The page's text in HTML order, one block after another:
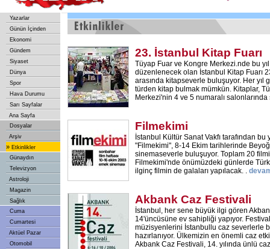
Yazarlar
Günün İçinden
Ekonomi
Gündem
Siyaset
Dünya
Spor
Hava Durumu
Sarı Sayfalar
Ana Sayfa
Dosyalar
Arşiv
» Etkinlikler
Günaydın
Televizyon
Astroloji
Magazin
Sağlık
Cuma
Cumartesi
Aktüel Pazar
Otomobil
23. İstanbul Kitap Fuarı
Tüyap Fuar ve Kongre Merkezi.nde bu
düzenlenecek olan İstanbul Kitap Fuarı
arasında kitapseverle buluşuyor. Her yıl
türden kitap bulmak mümkün. Kitaplar,
Merkezi'nin 4 ve 5 numaralı
Filmekimi
İstanbul Kültür Sanat Vakfı tarafından
"Filmekimi", 8-14 Ekim tarihlerinde
sinemaseverle buluşuyor. Toplam 20
Filmekimi'nde önümüzdeki günlerde
ilginç filmin de galaları yapılacak. .
Akbank Caz Festivali
İstanbul, her sene büyük ilgi gören
14'üncüsüne ev sahipliği yapıyor.
müzisyenlerini İstanbullu caz severlerle
hazırlanıyor. Ülkemizin en önemli caz
Akbank Caz Festivali, 14. yılında ünlü caz